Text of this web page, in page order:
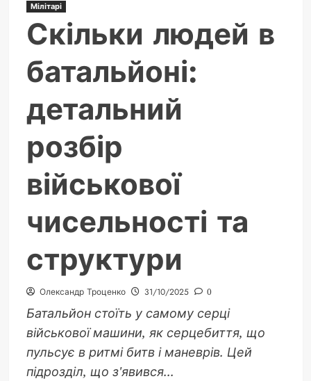
Мілітарі
Скільки людей в
батальйоні:
детальний
розбір
військової
чисельності та
структури
Олександр Троценко 31/10/2025 0
Батальйон стоїть у самому серці
військової машини, як серцебиття, що
пульсує в ритмі битв і маневрів. Цей
підрозділ, що з'явився...